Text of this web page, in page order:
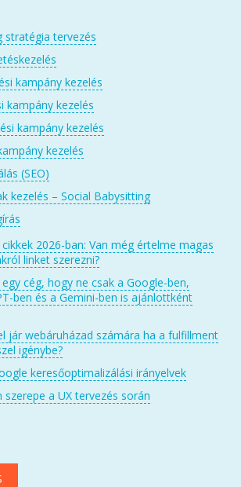
stratégia tervezés
kampány kezelés
kampány kezelés
kampány kezelés
kezelés
(SEO)
kezelés – Social Babysitting
2026-ban: Van még értelme magas
linket szerezni?
cég, hogy ne csak a Google-ben,
ben és a Gemini-ben is ajánlottként
jár webáruházad számára ha a fulfillment
igénybe?
keresőoptimalizálási irányelvek
szerepe a UX tervezés során